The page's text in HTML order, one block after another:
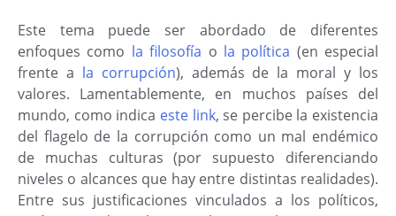
Este tema puede ser abordado de diferentes
enfoques como la filosofía o la política (en especial
frente a la corrupción), además de la moral y los
valores. Lamentablemente, en muchos países del
mundo, como indica este link, se percibe la existencia
del flagelo de la corrupción como un mal endémico
de muchas culturas (por supuesto diferenciando
niveles o alcances que hay entre distintas realidades).
Entre sus justificaciones vinculados a los políticos,